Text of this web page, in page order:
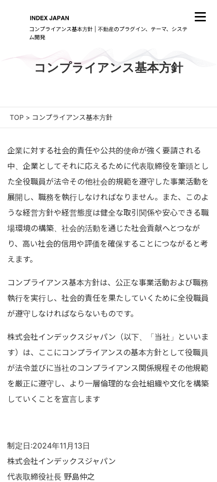
コンプライアンス基本方針 | 不動産のプラグイン、テーマ、システ
ム開発
コンプライアンス基本方針
TOP > コンプライアンス基本方針
企業に対する社会的責任や公共的使命が強く要請される
中、企業としてそれに応えるために代表取締役を筆頭とし
た全役職員が法令その他社会的規範を遵守した事業活動を
展開し、職務を執行しなければなりません。また、このよ
うな経営方針や経営態度は健全な取引関係や安心できる職
場環境の構築、社会的活動を通じた社会貢献へとつなが
り、高い社会的信用や評価を確保することにつながると考
えます。
コンプライアンス基本方針は、公正な事業活動および職務
執行を実行し、社会的責任を果たしていくために全役職員
が遵守しなければならないものです。
株式会社インデックスジャパン（以下、「当社」といいま
す）は、ここにコンプライアンスの基本方針として役職員
が法令並びに当社のコンプライアンス関係規程その他規範
を厳正に遵守し、より一層倫理的な会社組織や文化を構築
していくことを宣言します
制定日:2024年11月13日
株式会社インデックスジャパン
代表取締役社長 野島仲之